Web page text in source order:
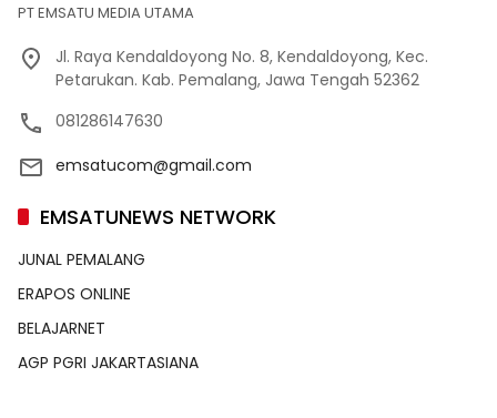
PT EMSATU MEDIA UTAMA
Jl. Raya Kendaldoyong No. 8, Kendaldoyong, Kec.
Petarukan. Kab. Pemalang, Jawa Tengah 52362
081286147630
emsatucom@gmail.com
EMSATUNEWS NETWORK
JUNAL PEMALANG
ERAPOS ONLINE
BELAJARNET
AGP PGRI JAKARTASIANA